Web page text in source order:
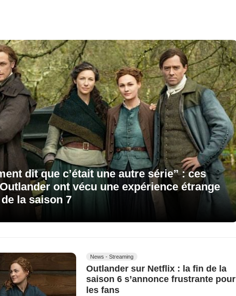
dit que c’était une autre série” : ces
ont vécu une expérience étrange
la saison 7
News - Streaming
Outlander sur Netflix : la fin de la
saison 6 s’annonce frustrante pour
les fans